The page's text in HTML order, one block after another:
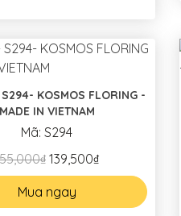
FLORING -
MADE IN VIETNAM
Mã: S294
139,500₫
Mua ngay